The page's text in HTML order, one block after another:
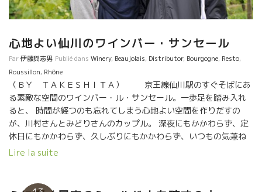
進化、その美味しさの理由が解明されて、納得としたと同時に敬
ブリは、キメリッジャン石灰質の独特の本来のミネラルが表現さ
れているのである。 それでもトーマの悩みは、あまりにも多くの
いい加減な造りのシャブリが世に氾濫しているので、世界中から
シャブリと聞いただけで拒否される時代が到来するのではと危惧
している。 本物シャブリのテロワールを飲んでみたいと思った
ら、まずPattes Loup パット・ルー醸造のトーマ・ピコの
CHABLISをまず飲んでみてください！ これが本物シャブリです。
銀座オザミには、この辺の事情をすべて体感して、このトーマ・
ピコの本物シャブリをリストに載せている小松さんがいる。 この
トーマ・ピコのシャブリを、日本で最高に美味しくい飲ませてく
えてきた。特に若手は自然な造りが多い。 3) Les Anonymes レ・
テイユやペニタントにも入れなかったり、自分から敢えて入らな
い若手がいる。自分達はもっと自由な発想でワイン造りをやって
いきたいと考えている若手が多い。 毎年、初リリ－スの新人も何
人かいる。 4) S.A.I.N サン 自然派グループで最も厳しい条件のも
とで栽培、醸造ををやっているグループ。 今回はJerome
SAURINYジェローム・ソリーニの蔵で極小規模の試飲会を開催。
ジル・カトリーヌ・ヴェルジェ、オリヴィエ・クザンなど自然派
のレジェンドな蔵が集まっている。 5) La Dive Bouteille ラ・
ディーヴ・ブテイユ 自然派の組織では最古参のグループ。ワイン
ライターのシルヴィー・オジュローが主催する組織。 ラピエール
に入ってる蔵も重複してこのディーヴ・ブテイユに参加している
心地よい仙川のワインバー・サンセール
Par伊藤與志男 Publié dans Winery, Beaujolais, Distributor, Bourgogne, Resto,
Roussillon, Rhône
（ＢＹ ＴＡＫＥＳＨＩＴＡ） 京王線仙川駅のすぐそばにあ
る素敵な空間のワインバー・ル・サンセール。一歩足を踏み入れ
ると、 時間が経つのも忘れてしまう心地よい空間を作りだすの
が、川村さんとみどりさんのカップル。 深夜にもかかわらず、定
休日にもかかわらず、久しぶりにもかかわらず、いつもの気兼ね
ない雰囲気で迎えてくれた。 急きょの深夜オープンにもかかわら
トルが2010年のCLUB PASSION DU VINツアーで オリヴィ
Lire la suite